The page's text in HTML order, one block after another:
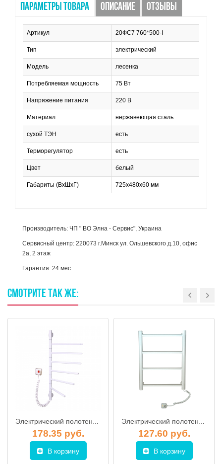
ПАРАМЕТРЫ ТОВАРА ОПИСАНИЕ ОТЗЫВЫ
Артикул 20ФС7 760*500-I
Тип электрический
Модель лесенка
Потребляемая мощность 75 Вт
Напряжение питания 220 В
Материал нержавеющая сталь
сухой ТЭН есть
Терморегулятор есть
Цвет белый
Габариты (ВхШхГ) 725x480х60 мм
Производитель: ЧП " ВО Элна - Сервис", Украина
Сервисный центр: 220073 г.Минск ул. Ольшевского д.10, офис
2а, 2 этаж
Гарантия: 24 мес.
СМОТРИТЕ ТАКЖЕ:
Электрический полотенцесушитель "Вертикаль-6" поворотная (белый цвет)
178.35 руб.
В корзину
Электрический полотенцесушитель "Лесенка-4" Белая
127.60 руб.
В корзину